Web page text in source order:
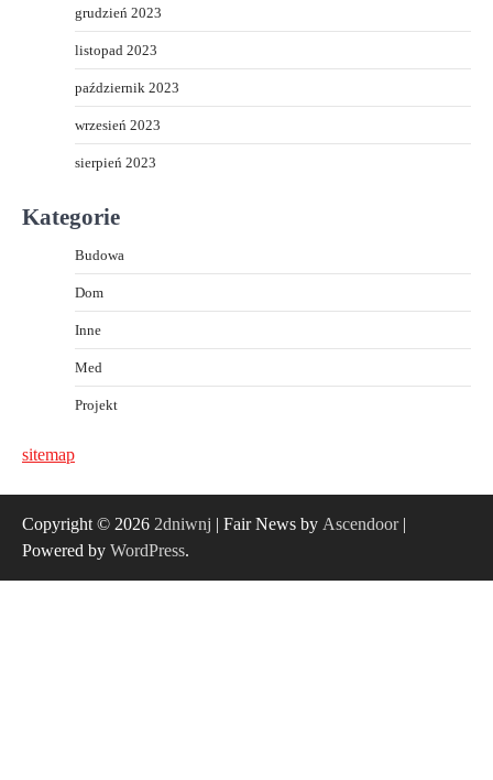
grudzień 2023
listopad 2023
październik 2023
wrzesień 2023
sierpień 2023
Kategorie
Budowa
Dom
Inne
Med
Projekt
sitemap
Copyright © 2026 2dniwnj | Fair News by Ascendoor|
Powered by WordPress.